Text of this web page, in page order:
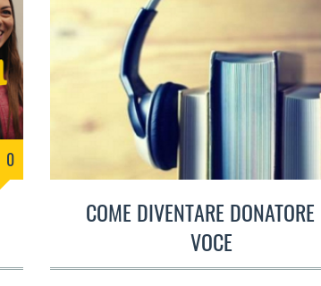
0
COME DIVENTARE
VOCE